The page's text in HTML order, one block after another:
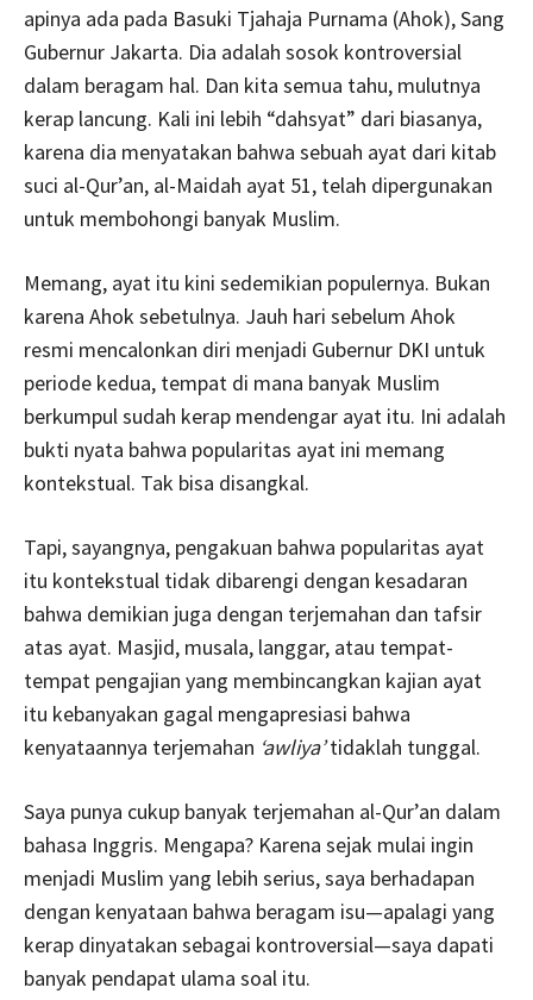
apinya ada pada Basuki Tjahaja Purnama (Ahok), Sang
Gubernur Jakarta. Dia adalah sosok kontroversial
dalam beragam hal. Dan kita semua tahu, mulutnya
kerap lancung. Kali ini lebih “dahsyat” dari biasanya,
karena dia menyatakan bahwa sebuah ayat dari kitab
suci al-Qur’an, al-Maidah ayat 51, telah dipergunakan
untuk membohongi banyak Muslim.
Memang, ayat itu kini sedemikian populernya. Bukan
karena Ahok sebetulnya. Jauh hari sebelum Ahok
resmi mencalonkan diri menjadi Gubernur DKI untuk
periode kedua, tempat di mana banyak Muslim
berkumpul sudah kerap mendengar ayat itu. Ini adalah
bukti nyata bahwa popularitas ayat ini memang
kontekstual. Tak bisa disangkal.
Tapi, sayangnya, pengakuan bahwa popularitas ayat
itu kontekstual tidak dibarengi dengan kesadaran
bahwa demikian juga dengan terjemahan dan tafsir
atas ayat. Masjid, musala, langgar, atau tempat-
tempat pengajian yang membincangkan kajian ayat
itu kebanyakan gagal mengapresiasi bahwa
kenyataannya terjemahan ‘awliya’tidaklah tunggal.
Saya punya cukup banyak terjemahan al-Qur’an dalam
bahasa Inggris. Mengapa? Karena sejak mulai ingin
menjadi Muslim yang lebih serius, saya berhadapan
dengan kenyataan bahwa beragam isu—apalagi yang
kerap dinyatakan sebagai kontroversial—saya dapati
banyak pendapat ulama soal itu.